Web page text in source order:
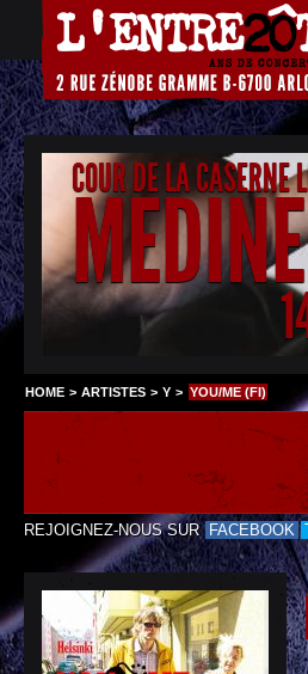
COUR DE LA CASERNE
MEDINE
HOME > ARTISTES > Y > YOU/ME (FI)
REJOIGNEZ-NOUS SUR FACEBOOK